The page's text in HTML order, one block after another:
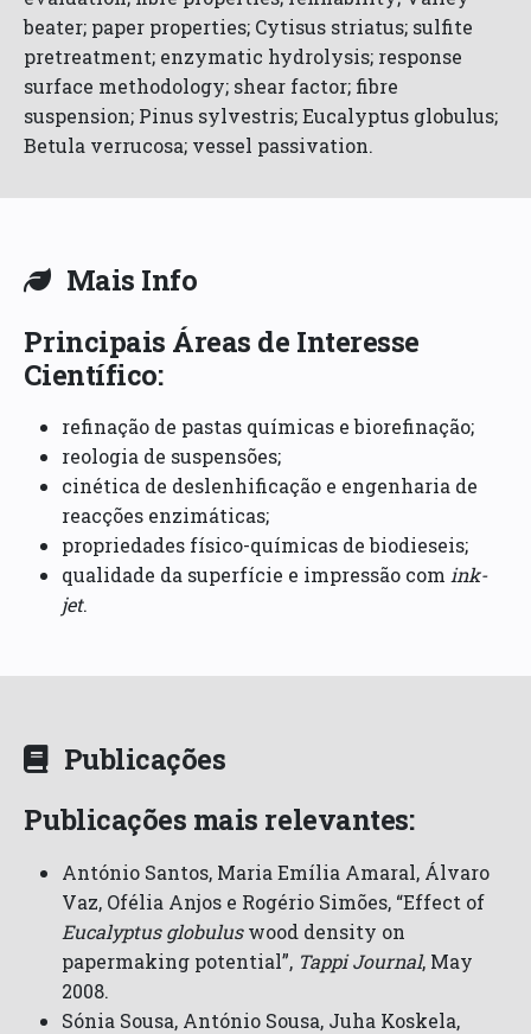
beater; paper properties; Cytisus striatus; sulfite
pretreatment; enzymatic hydrolysis; response
surface methodology; shear factor; fibre
suspension; Pinus sylvestris; Eucalyptus globulus;
Betula verrucosa; vessel passivation.
Mais Info
Principais Áreas de Interesse
Científico:
refinação de pastas químicas e biorefinação;
reologia de suspensões;
cinética de deslenhificação e engenharia de
reacções enzimáticas;
propriedades físico-químicas de biodieseis;
qualidade da superfície e impressão com ink-
jet.
Publicações
Publicações mais relevantes:
António Santos, Maria Emília Amaral, Álvaro
Vaz, Ofélia Anjos e Rogério Simões, “Effect of
Eucalyptus globuluswood density on
papermaking potential”, Tappi Journal, May
2008.
Sónia Sousa, António Sousa, Juha Koskela,